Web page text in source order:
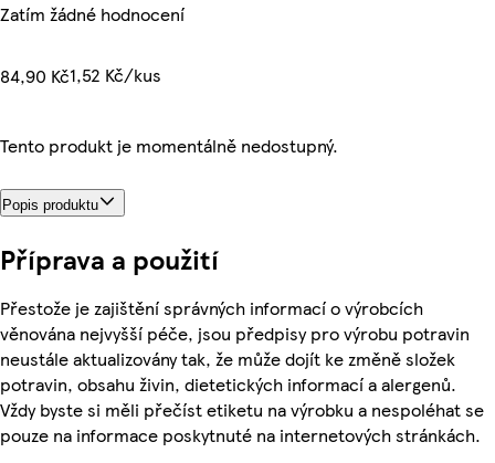
Zatím žádné hodnocení
84,90 Kč1,52 Kč/kus
Tento produkt je momentálně nedostupný.
Popis produktu
Příprava a použití
Přestože je zajištění správných informací o výrobcích
věnována nejvyšší péče, jsou předpisy pro výrobu potravin
neustále aktualizovány tak, že může dojít ke změně složek
potravin, obsahu živin, dietetických informací a alergenů.
Vždy byste si měli přečíst etiketu na výrobku a nespoléhat se
pouze na informace poskytnuté na internetových stránkách.